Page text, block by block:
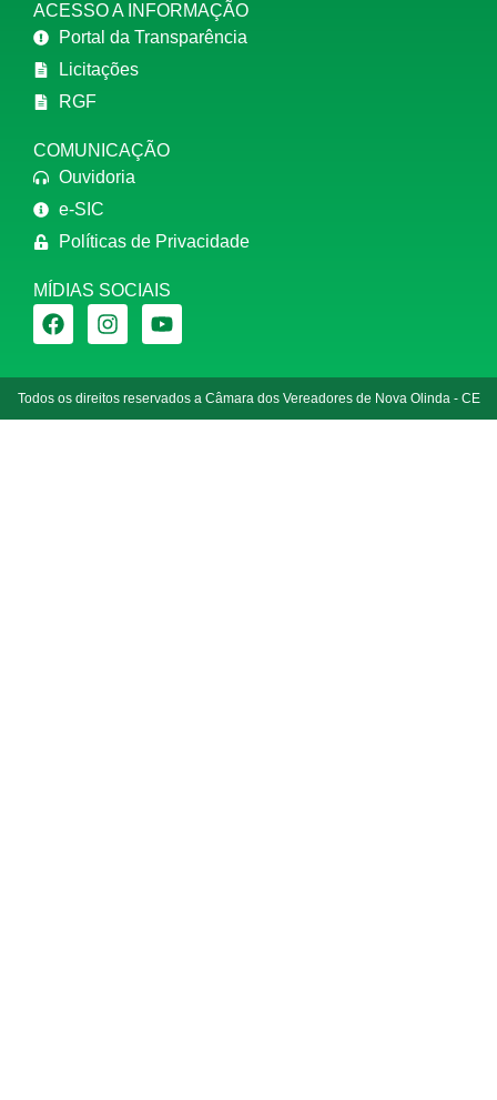
ACESSO A INFORMAÇÃO
Portal da Transparência
Licitações
RGF
COMUNICAÇÃO
Ouvidoria
e-SIC
Políticas de Privacidade
MÍDIAS SOCIAIS
Todos os direitos reservados a Câmara dos Vereadores de Nova Olinda - CE